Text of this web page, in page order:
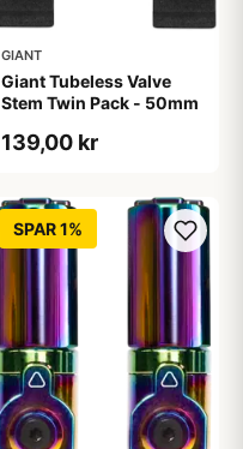
GIANT
Giant Tubeless Valve
Stem Twin Pack - 50mm
139,00 kr
SPAR 1%